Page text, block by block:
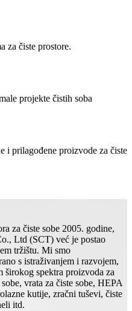
za čiste prostore.
projekte čistih soba
i prilagođene proizvode za čiste
za čiste sobe 2005. godine,
Ltd (SCT) već je postao
tržištu. Mi smo
s istraživanjem i razvojem,
spektra proizvoda za
vrata za čiste sobe, HEPA
kutije, zračni tuševi, čiste
itd.